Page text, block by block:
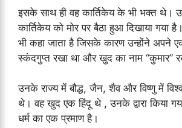
इसके साथ ही वह कार्तिकेय के भी भक्त थे।
कार्तिकेय को मोर पर बैठा हुआ दिखाया गया
भी कहा जाता है जिसके कारण उन्होंने अपने
स्कंदगुप्त रखा था और खुद का नाम “कुमार”
उनके राज्य में बौद्ध, जैन, शैव और विष्णु में
थे। वह खुद एक हिंदू थे , उनके द्वारा किया
धर्म का एक प्रमाण है।